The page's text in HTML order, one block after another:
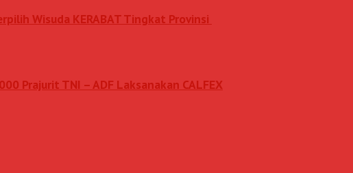
Wisuda KERABAT Tingkat Provinsi
Prajurit TNI – ADF Laksanakan CALFEX